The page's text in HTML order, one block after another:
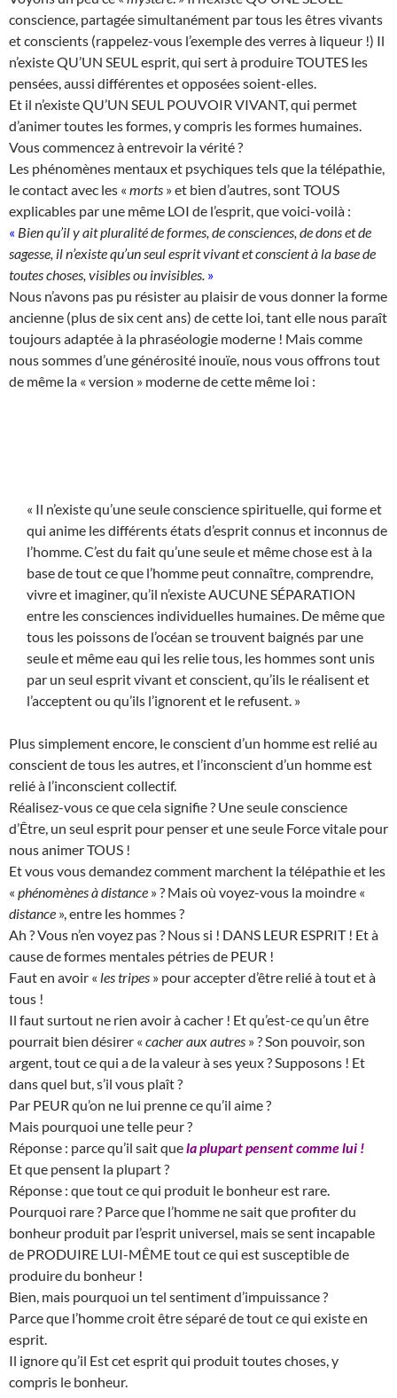
conscience, partagée simultanément par tous les êtres vivants
et conscients (rappelez-vous l’exemple des verres à liqueur !) Il
n’existe QU’UN SEUL esprit, qui sert à produire TOUTES les
pensées, aussi différentes et opposées soient-elles.
Et il n’existe QU’UN SEUL POUVOIR VIVANT, qui permet
d’animer toutes les formes, y compris les formes humaines.
Vous commencez à entrevoir la vérité ?
Les phénomènes mentaux et psychiques tels que la télépathie,
le contact avec les « morts » et bien d’autres, sont TOUS
explicables par une même LOI de l’esprit, que voici-voilà :
« Bien qu’il y ait pluralité de formes, de consciences, de dons et de
sagesse, il n’existe qu’un seul esprit vivant et conscient à la base de
toutes choses, visibles ou invisibles. »
Nous n’avons pas pu résister au plaisir de vous donner la forme
ancienne (plus de six cent ans) de cette loi, tant elle nous paraît
toujours adaptée à la phraséologie moderne ! Mais comme
nous sommes d’une générosité inouïe, nous vous offrons tout
de même la « version » moderne de cette même loi :
« Il n’existe qu’une seule conscience spirituelle, qui forme et
qui anime les différents états d’esprit connus et inconnus de
l’homme. C’est du fait qu’une seule et même chose est à la
base de tout ce que l’homme peut connaître, comprendre,
vivre et imaginer, qu’il n’existe AUCUNE SÉPARATION
entre les consciences individuelles humaines. De même que
tous les poissons de l’océan se trouvent baignés par une
seule et même eau qui les relie tous, les hommes sont unis
par un seul esprit vivant et conscient, qu’ils le réalisent et
l’acceptent ou qu’ils l’ignorent et le refusent. »
Plus simplement encore, le conscient d’un homme est relié au
conscient de tous les autres, et l’inconscient d’un homme est
relié à l’inconscient collectif.
Réalisez-vous ce que cela signifie ? Une seule conscience
d’Être, un seul esprit pour penser et une seule Force vitale pour
nous animer TOUS !
Et vous vous demandez comment marchent la télépathie et les
« phénomènes à distance » ? Mais où voyez-vous la moindre «
distance », entre les hommes ?
Ah ? Vous n’en voyez pas ? Nous si ! DANS LEUR ESPRIT ! Et à
cause de formes mentales pétries de PEUR !
Faut en avoir « les tripes » pour accepter d’être relié à tout et à
tous !
Il faut surtout ne rien avoir à cacher ! Et qu’est-ce qu’un être
pourrait bien désirer « cacher aux autres » ? Son pouvoir, son
argent, tout ce qui a de la valeur à ses yeux ? Supposons ! Et
dans quel but, s’il vous plaît ?
Par PEUR qu’on ne lui prenne ce qu’il aime ?
Mais pourquoi une telle peur ?
Réponse : parce qu’il sait quela plupart pensent comme lui !
Et que pensent la plupart ?
Réponse : que tout ce qui produit le bonheur est rare.
Pourquoi rare ? Parce que l’homme ne sait que profiter du
bonheur produit par l’esprit universel, mais se sent incapable
de PRODUIRE LUI-MÊME tout ce qui est susceptible de
produire du bonheur !
Bien, mais pourquoi un tel sentiment d’impuissance ?
Parce que l’homme croit être séparé de tout ce qui existe en
esprit.
Il ignore qu’il Est cet esprit qui produit toutes choses, y
compris le bonheur.